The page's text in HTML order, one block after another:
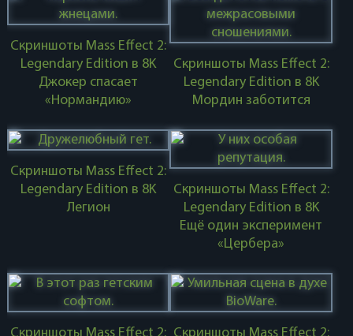
Скриншоты Mass Effect 2:
Legendary Edition в 8K
Джокер спасает
«Нормандию»
Скриншоты Mass Effect 2:
Legendary Edition в 8K
Мордин заботится
Скриншоты Mass Effect 2:
Legendary Edition в 8K
Легион
Скриншоты Mass Effect 2:
Legendary Edition в 8K
Ещё один эксперимент
«Цербера»